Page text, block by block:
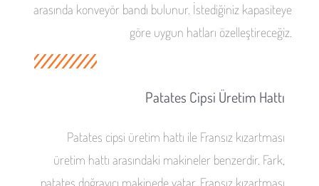
arasında konveyör bandı bulunur. İstediğiniz kapasiteye
göre uygun hatları özelleştireceğiz.
Patates Cipsi Üretim Hattı
Patates cipsi üretim hattı ile Fransız kızartması
üretim hattı arasındaki makineler benzerdir. Fark,
patates doğrayıcı makinede yatar. Fransız kızartması